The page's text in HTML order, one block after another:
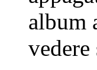
album